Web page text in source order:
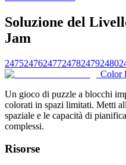
Soluzione del
Jam
247524762477247824792480
Color
Un gioco di puzzle a blocchi
colorati in spazi limitati. Metti
spaziale e le capacità di
complessi.
Risorse